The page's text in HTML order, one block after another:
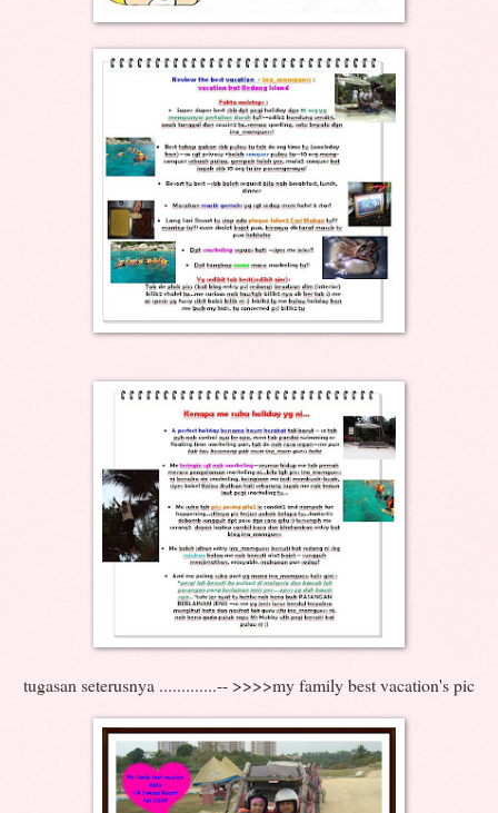
tugasan seterusnya .............-- >>>>my family best vacation's pic